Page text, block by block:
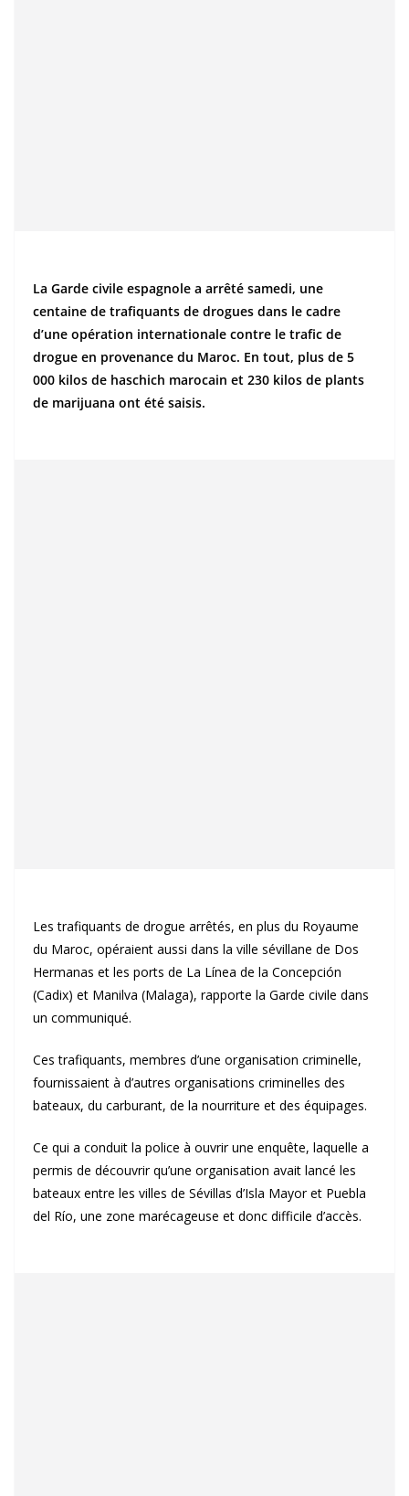
La Garde civile espagnole a arrêté samedi, une
centaine de trafiquants de drogues dans le cadre
d’une opération internationale contre le trafic de
drogue en provenance du Maroc. En tout, plus de 5
000 kilos de haschich marocain et 230 kilos de plants
de marijuana ont été saisis.
Les trafiquants de drogue arrêtés, en plus du Royaume
du Maroc, opéraient aussi dans la ville sévillane de Dos
Hermanas et les ports de La Línea de la Concepción
(Cadix) et Manilva (Malaga), rapporte la Garde civile dans
un communiqué.
Ces trafiquants, membres d’une organisation criminelle,
fournissaient à d’autres organisations criminelles des
bateaux, du carburant, de la nourriture et des équipages.
Ce qui a conduit la police à ouvrir une enquête, laquelle a
permis de découvrir qu’une organisation avait lancé les
bateaux entre les villes de Sévillas d’Isla Mayor et Puebla
del Río, une zone marécageuse et donc difficile d’accès.